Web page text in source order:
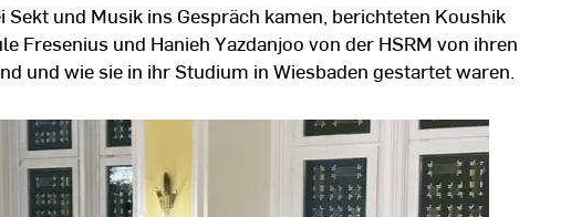
Sekt und Musik ins Gespräch kamen, berichteten Koushik
Fresenius und Hanieh Yazdanjoo von der HSRM von ihren
und wie sie in ihr Studium in Wiesbaden gestartet waren.